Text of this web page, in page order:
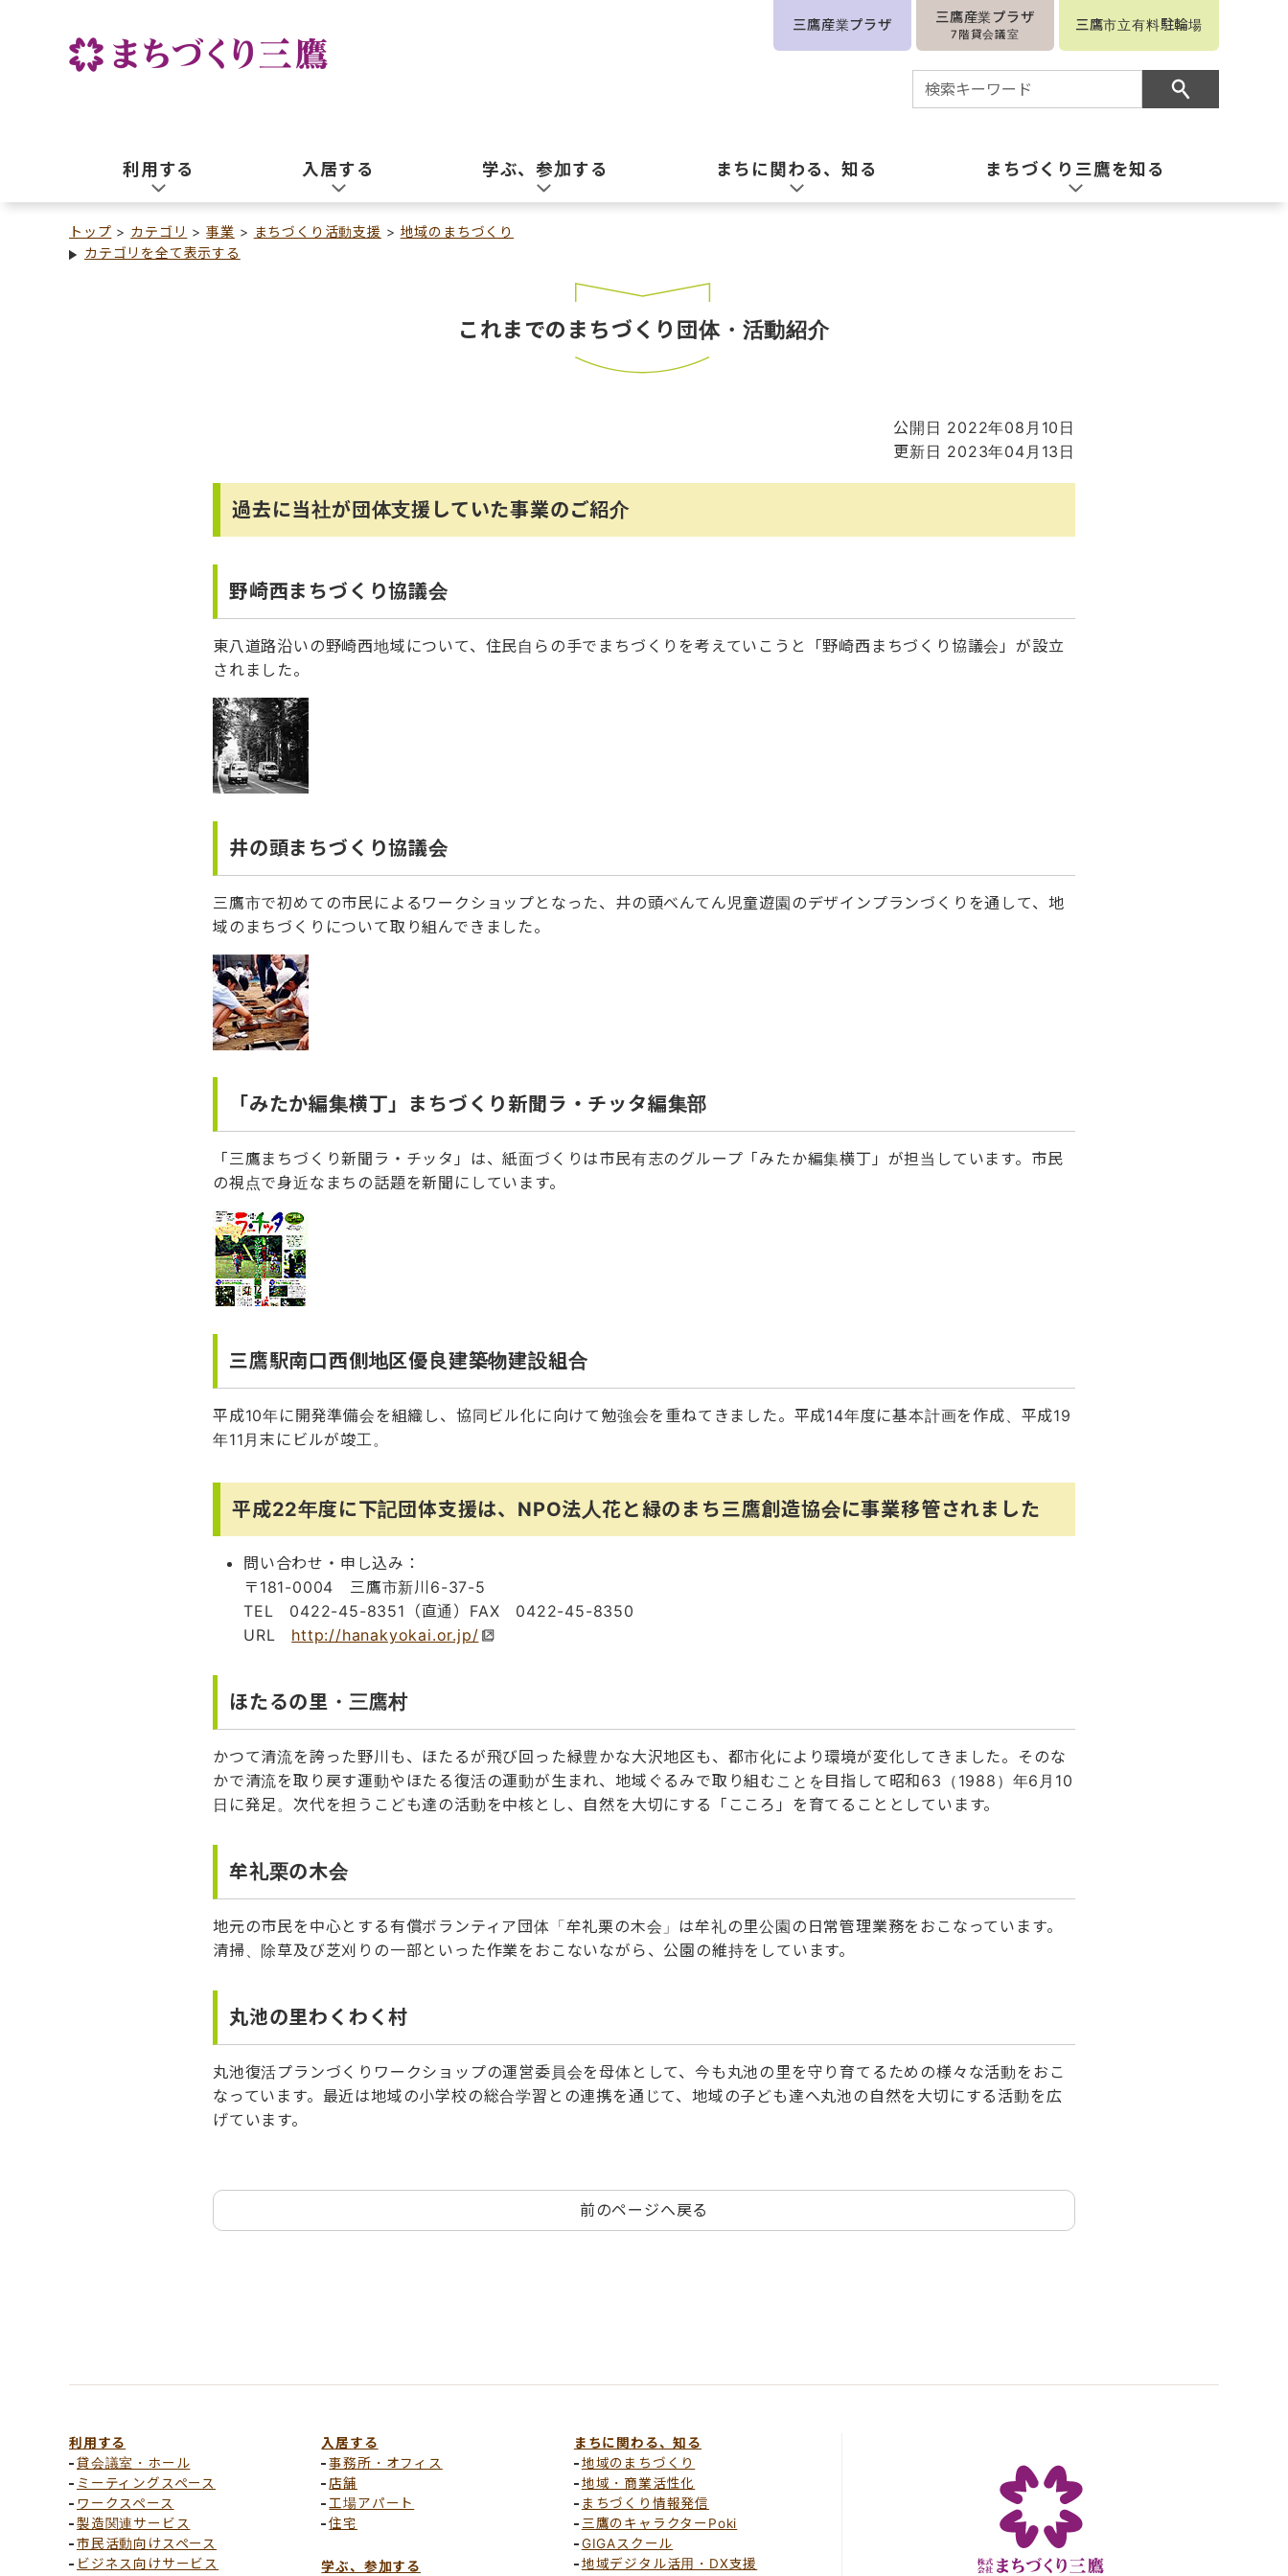
三鷹産業プラザ 三鷹産業プラザ
7階貸会議室
三鷹市立有料駐輪場
利用する 入居する 学ぶ、参加する まちに関わる、知る まちづくり三鷹を知る
トップ カテゴリ 事業 まちづくり活動支援
地域のまちづくり
カテゴリを全て表示する
これまでのまちづくり団体・活動紹介
公開日 2022年08月10日
更新日 2023年04月13日
過去に当社が団体支援していた事業のご紹介
野崎西まちづくり協議会
東八道路沿いの野崎西地域について、住民自らの手でまちづくりを考えていこうと「野崎西まちづくり協議会」が設立
されました。
井の頭まちづくり協議会
三鷹市で初めての市民によるワークショップとなった、井の頭べんてん児童遊園のデザインプランづくりを通して、地
域のまちづくりについて取り組んできました。
「みたか編集横丁」まちづくり新聞ラ・チッタ編集部
「三鷹まちづくり新聞ラ・チッタ」は、紙面づくりは市民有志のグループ「みたか編集横丁」が担当しています。市民
の視点で身近なまちの話題を新聞にしています。
三鷹駅南口西側地区優良建築物建設組合
平成10年に開発準備会を組織し、協同ビル化に向けて勉強会を重ねてきました。平成14年度に基本計画を作成、平成19
年11月末にビルが竣工。
平成22年度に下記団体支援は、NPO法人花と緑のまち三鷹創造協会に事業移管されました
問い合わせ・申し込み：
〒181-0004 三鷹市新川6-37-5
TEL 0422-45-8351（直通）FAX 0422-45-8350
URL http://hanakyokai.or.jp/
ほたるの里・三鷹村
かつて清流を誇った野川も、ほたるが飛び回った緑豊かな大沢地区も、都市化により環境が変化してきました。そのな
かで清流を取り戻す運動やほたる復活の運動が生まれ、地域ぐるみで取り組むことを目指して昭和63（1988）年6月10
日に発足。次代を担うこども達の活動を中核とし、自然を大切にする「こころ」を育てることとしています。
牟礼栗の木会
地元の市民を中心とする有償ボランティア団体「牟礼栗の木会」は牟礼の里公園の日常管理業務をおこなっています。
清掃、除草及び芝刈りの一部といった作業をおこないながら、公園の維持をしています。
丸池の里わくわく村
丸池復活プランづくりワークショップの運営委員会を母体として、今も丸池の里を守り育てるための様々な活動をおこ
なっています。最近は地域の小学校の総合学習との連携を通じて、地域の子ども達へ丸池の自然を大切にする活動を広
げています。
前のページへ戻る
利用する
貸会議室・ホール
ミーティングスペース
ワークスペース
製造関連サービス
市民活動向けスペース
ビジネス向けサービス
入居する
事務所・オフィス
店舗
工場アパート
住宅
学ぶ、参加する
まちに関わる、知る
地域のまちづくり
地域・商業活性化
まちづくり情報発信
三鷹のキャラクターPoki
GIGAスクール
地域デジタル活用・DX支援